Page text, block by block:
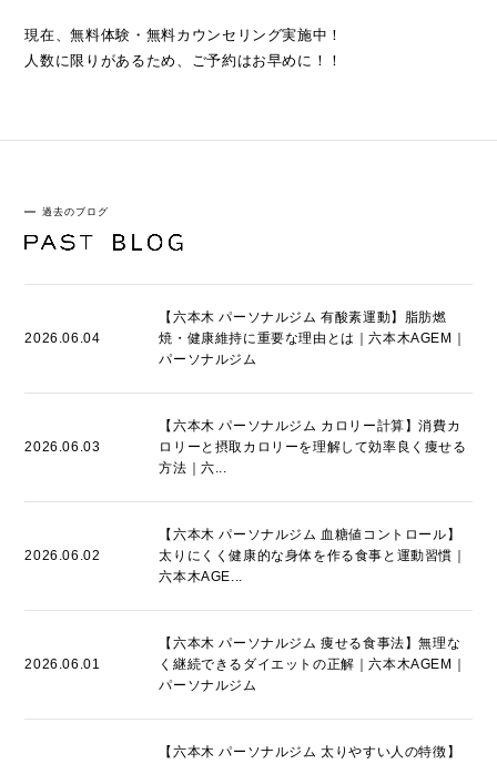
現在、無料体験・無料カウンセリング実施中！
人数に限りがあるため、ご予約はお早めに！！
過去のブログ
2026.06.04
【六本木 パーソナルジム 有酸素運動】脂肪燃
焼・健康維持に重要な理由とは｜六本木AGEM｜
パーソナルジム
2026.06.03
【六本木 パーソナルジム カロリー計算】消費カ
ロリーと摂取カロリーを理解して効率良く痩せる
方法｜六...
2026.06.02
【六本木 パーソナルジム 血糖値コントロール】
太りにくく健康的な身体を作る食事と運動習慣｜
六本木AGE...
2026.06.01
【六本木 パーソナルジム 痩せる食事法】無理な
く継続できるダイエットの正解｜六本木AGEM｜
パーソナルジム
【六本木 パーソナルジム 太りやすい人の特徴】